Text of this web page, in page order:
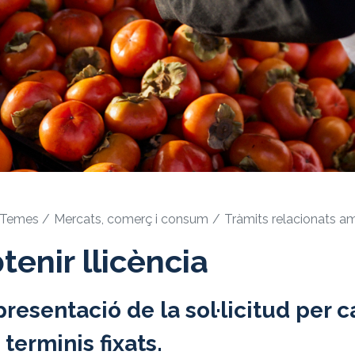
Mercats, comerç i consum Tràmits relacionats
llicència
de la sol·licitud per
terminis fixats.